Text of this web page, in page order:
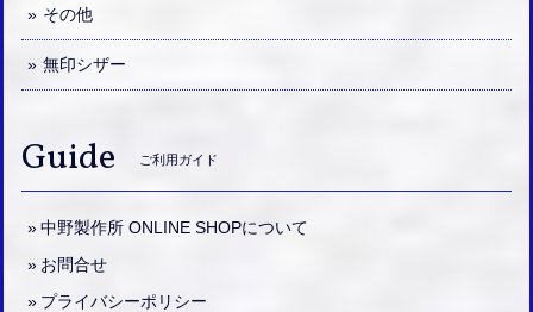
その他
無印シザー
Guide ご利用ガイド
中野製作所 ONLINE SHOPについて
お問合せ
プライバシーポリシー